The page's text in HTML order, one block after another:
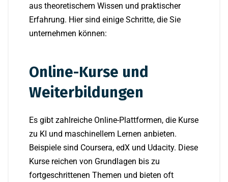
aus theoretischem Wissen und praktischer
Erfahrung. Hier sind einige Schritte, die Sie
unternehmen können:
Online-Kurse und
Weiterbildungen
Es gibt zahlreiche Online-Plattformen, die Kurse
zu KI und maschinellem Lernen anbieten.
Beispiele sind Coursera, edX und Udacity. Diese
Kurse reichen von Grundlagen bis zu
fortgeschrittenen Themen und bieten oft